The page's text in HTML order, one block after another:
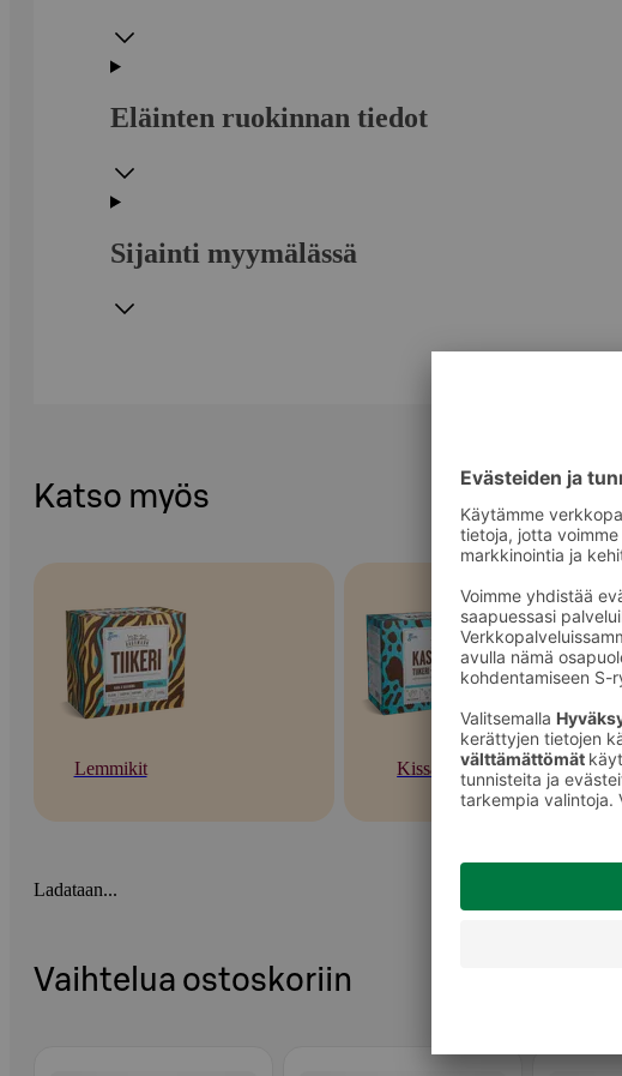
Eläinten ruokinnan tiedot
Sijainti myymälässä
Katso myös
Lemmikit Kissat
Ladataan...
Vaihtelua ostoskoriin